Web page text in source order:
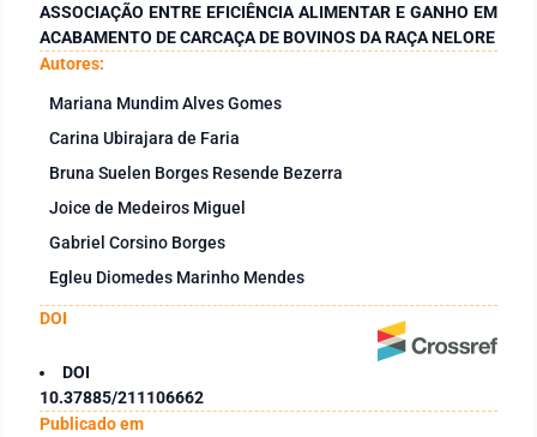
ASSOCIAÇÃO ENTRE EFICIÊNCIA ALIMENTAR E GANHO EM
ACABAMENTO DE CARCAÇA DE BOVINOS DA RAÇA NELORE
Autores:
Mariana Mundim Alves Gomes
Carina Ubirajara de Faria
Bruna Suelen Borges Resende Bezerra
Joice de Medeiros Miguel
Gabriel Corsino Borges
Egleu Diomedes Marinho Mendes
DOI
DOI
10.37885/211106662
Publicado em